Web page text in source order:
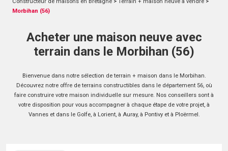
Morbihan (56)
Acheter une maison neuve avec
terrain dans le Morbihan (56)
Bienvenue dans notre sélection de terrain + maison dans le Morbihan.
Découvrez notre offre de terrains constructibles dans le département 56, où
faire construire votre maison individuelle sur mesure. Nos conseillers sont à
votre disposition pour vous accompagner à chaque étape de votre projet, à
Vannes et dans le Golfe, à Lorient, à Auray, à Pontivy et à Ploërmel.